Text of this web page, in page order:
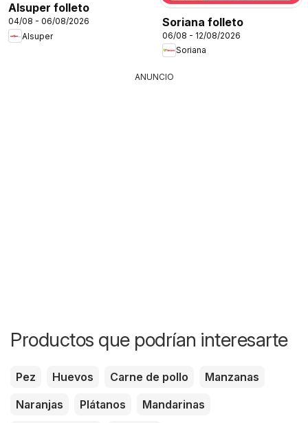
Alsuper folleto
04/08 - 06/08/2026
Alsuper
Soriana folleto
06/08 - 12/08/2026
Soriana
ANUNCIO
Productos que podrían interesarte
Pez Huevos Carne de pollo
Manzanas
Naranjas
Plátanos
Mandarinas